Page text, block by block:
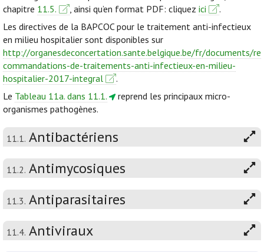
chapitre 11.5. , ainsi qu’en format PDF: cliquez ici
.
Les directives de la BAPCOC pour le traitement anti-infectieux
en milieu hospitalier sont disponibles sur
http://organesdeconcertation.sante.belgique.be/fr/documents/re
commandations-de-traitements-anti-infectieux-en-milieu-
hospitalier-2017-integral
.
Le Tableau 11a. dans 11.1.
reprend les principaux micro-
organismes pathogènes.
11.1. Antibactériens
11.2. Antimycosiques
11.3. Antiparasitaires
11.4. Antiviraux